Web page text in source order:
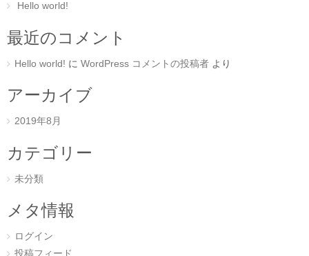
Hello world!
最近のコメント
Hello world! に WordPress コメントの投稿者 より
アーカイブ
2019年8月
カテゴリー
未分類
メタ情報
ログイン
投稿フィード